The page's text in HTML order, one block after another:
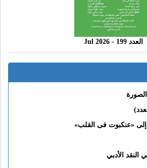
العدد 199 - 2026 Jul
إلى «عنكبوت فى القلب»
النقد الأدبي